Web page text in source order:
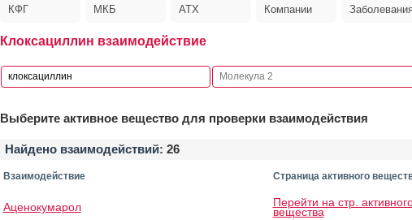
КФГ МКБ АТХ Компании
Клоксациллин взаимодействие
Выберите активное вещество для проверки взаимодействия
Найдено взаимодействий: 26
Взаимодействие Страница активного
Аценокумарол Перейти на стр.
вещества